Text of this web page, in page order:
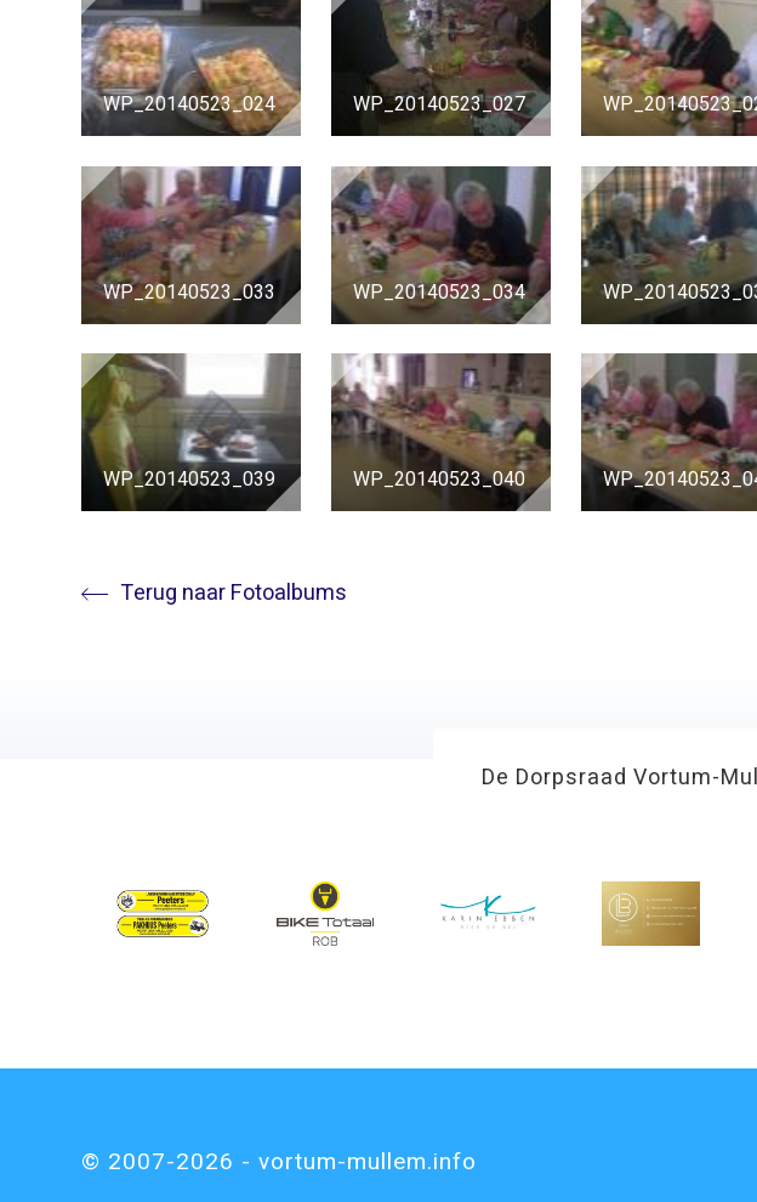
WP_20140523_024 WP_20140523_027
WP_20140523_033 WP_20140523_034
WP_20140523_039 WP_20140523_040
Terug naar Fotoalbums
De Dorpsraad Vortum-
© 2007-2026 - vortum-mullem.info